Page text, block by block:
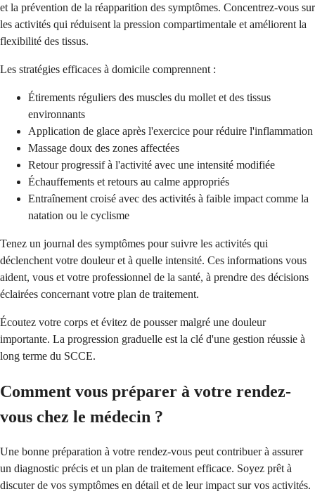
et la prévention de la réapparition des symptômes. Concentrez-vous sur
les activités qui réduisent la pression compartimentale et améliorent la
flexibilité des tissus.
Les stratégies efficaces à domicile comprennent :
Étirements réguliers des muscles du mollet et des tissus
environnants
Application de glace après l'exercice pour réduire l'inflammation
Massage doux des zones affectées
Retour progressif à l'activité avec une intensité modifiée
Échauffements et retours au calme appropriés
Entraînement croisé avec des activités à faible impact comme la
natation ou le cyclisme
Tenez un journal des symptômes pour suivre les activités qui
déclenchent votre douleur et à quelle intensité. Ces informations vous
aident, vous et votre professionnel de la santé, à prendre des décisions
éclairées concernant votre plan de traitement.
Écoutez votre corps et évitez de pousser malgré une douleur
importante. La progression graduelle est la clé d'une gestion réussie à
long terme du SCCE.
Comment vous préparer à votre rendez-
vous chez le médecin ?
Une bonne préparation à votre rendez-vous peut contribuer à assurer
un diagnostic précis et un plan de traitement efficace. Soyez prêt à
discuter de vos symptômes en détail et de leur impact sur vos activités.